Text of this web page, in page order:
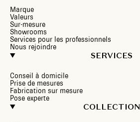
Marque
Valeurs
Sur-mesure
Showrooms
Services pour les professionnels
Nous rejoindre
SERVICES
Conseil à domicile
Prise de mesures
Fabrication sur mesure
Pose experte
COLLECTION